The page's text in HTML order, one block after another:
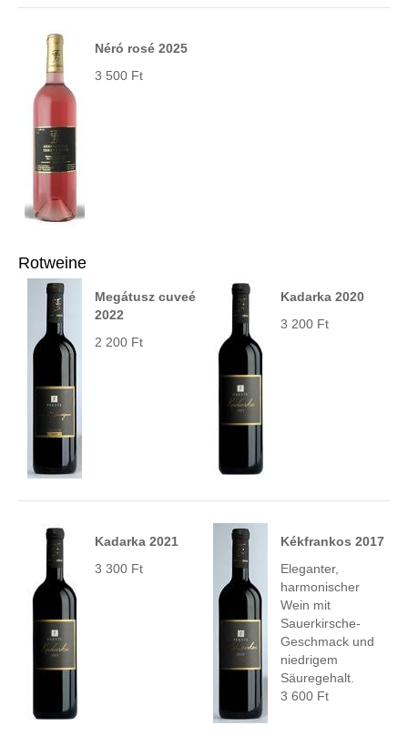
Néró rosé 2025
3 500 Ft
Rotweine
Megátusz cuveé
2022
2 200 Ft
Kadarka 2020
3 200 Ft
Kadarka 2021
3 300 Ft
Kékfrankos 2017
Eleganter,
harmonischer
Wein mit
Sauerkirsche-
Geschmack und
niedrigem
Säuregehalt.
3 600 Ft